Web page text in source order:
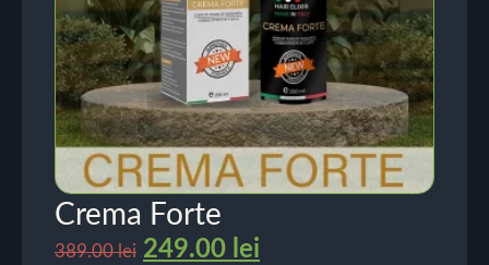
Crema Forte
389.00lei 249.00 lei